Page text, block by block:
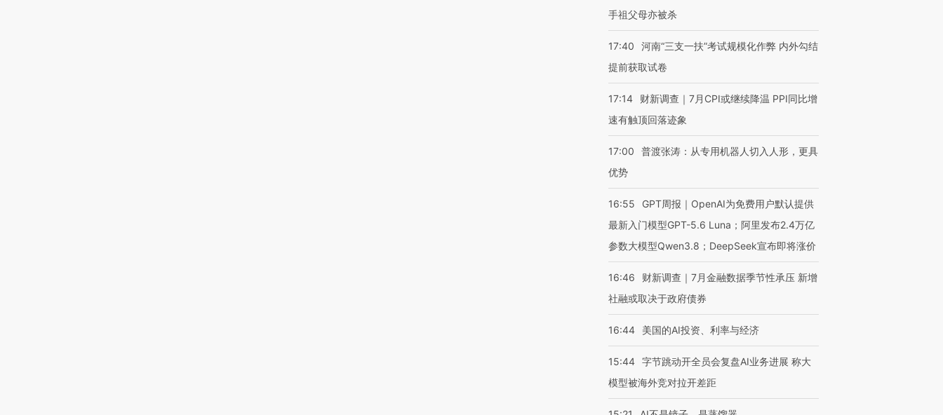
手祖父母亦被杀
17:40
河南“三支一扶”考试规模化作弊 内外勾结
提前获取试卷
17:14
财新调查｜7月CPI或继续降温 PPI同比增
速有触顶回落迹象
17:00
普渡张涛：从专用机器人切入人形，更具
优势
16:55
GPT周报｜OpenAI为免费用户默认提供
最新入门模型GPT-5.6 Luna；阿里发布2.4万亿
参数大模型Qwen3.8；DeepSeek宣布即将涨价
16:46
财新调查｜7月金融数据季节性承压 新增
社融或取决于政府债券
16:44 美国的AI投资、利率与经济
15:44 字节跳动开全员会复盘AI业务进展 称大
模型被海外竞对拉开差距